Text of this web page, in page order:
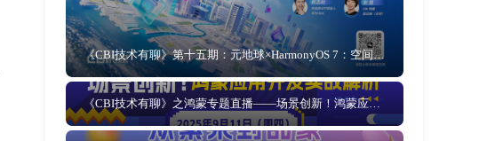
《CBI技术有聊》第十五期：元地球×HarmonyOS 7：空间智能与端侧3DGS探索
《CBI技术有聊》之鸿蒙专题直播——场景创新！鸿蒙应用开发实战解析